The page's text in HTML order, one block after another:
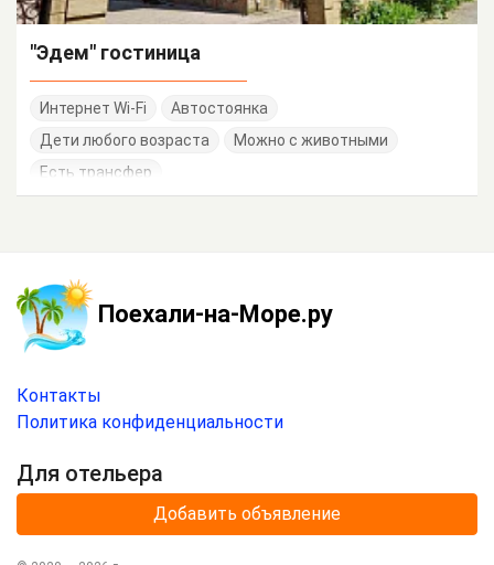
"Эдем" гостиница
Интернет Wi-Fi
Автостоянка
Дети любого возраста
Можно с животными
Есть трансфер
Поехали-на-Море.ру
Контакты
Политика конфиденциальности
Для отельера
Добавить объявление